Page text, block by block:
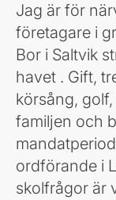
Jag är för
företagare i
Bor i Saltvik
havet . Gift,
körsång,
familjen och
ordförande i
skolfrågor är